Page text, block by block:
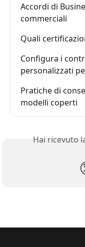
Accordi di
commerciali
Quali
Configura i
personalizzati
Pratiche di
modelli coperti
Hai ricevuto